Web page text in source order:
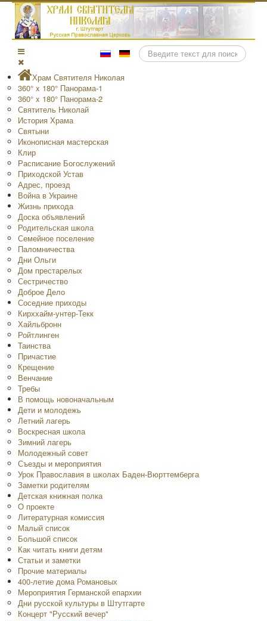
Поиск
Храм Святителя Николая
360° x 180° Панорама-1
360° x 180° Панорама-2
Святитель Николай
История Храма
Святыни
Иконописная мастерская
Клир
Расписание Богослужений
Приходской Устав
Адрес, проезд
Война в Украине
Жизнь прихода
Доска объявлений
Родительская школа
Семейное поселение
Паломничества
Дни Ольги
Дом престарелых
Сестричество
Доброе Дело
Соседние приходы
Кирххайм-унтер-Текк
Хайльбронн
Ройтлинген
Таинства
Причастие
Крещение
Венчание
Требы
В помощь новоначальным
Дети и молодежь
Летний лагерь
Воскресная школа
Зимний лагерь
Молодежный совет
Съезды и мероприятия
Урок Православия в школах Баден-Вюрттемберга
Заметки родителям
Детская книжная полка
O проекте
Литературная комиссия
Малый список
Большой список
Как читать книги детям
Статьи и заметки
Прочие материалы
400-летие дома Романовых
Мероприятия Германской епархии
Дни русской культуры в Штутгарте
Концерт "Русский вечер"